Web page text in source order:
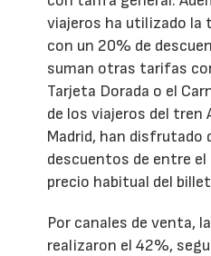
viajeros ha utilizado la
con un 20% de
suman otras tarifas
Tarjeta Dorada o el
de los viajeros del tren
Madrid, han disfrutado
descuentos de entre
precio habitual del
Por canales de venta,
realizaron el 42%,